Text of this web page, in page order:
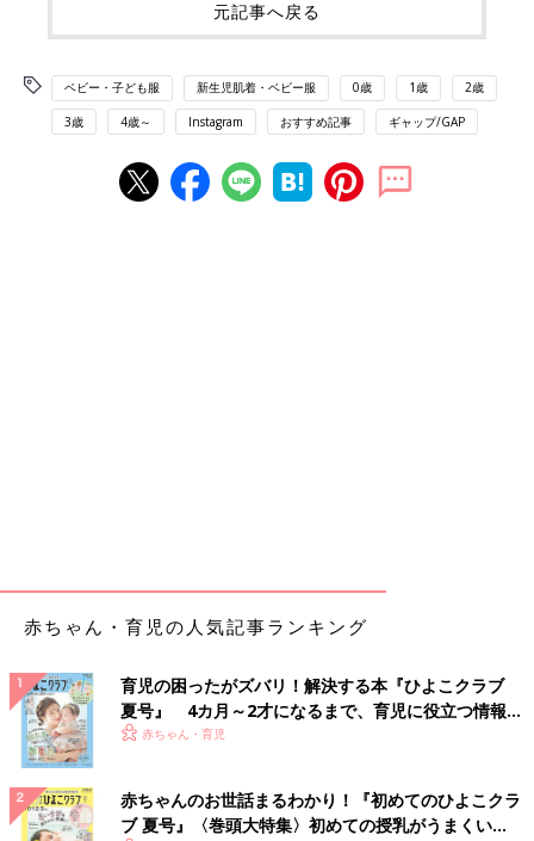
元記事へ戻る
ベビー・子ども服 新生児肌着・ベビー服 0歳 1歳 2歳
3歳 4歳～ Instagram おすすめ記事 ギャップ/GAP
赤ちゃん・育児の人気記事ランキング
育児の困ったがズバリ！解決する本『ひよこクラブ
夏号』 4カ月～2才になるまで、育児に役立つ情報が
いっぱい！
赤ちゃん・育児
赤ちゃんのお世話まるわかり！『初めてのひよこクラ
ブ 夏号』〈巻頭大特集〉初めての授乳がうまくい